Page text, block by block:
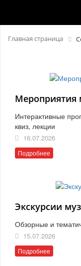
Главная страница
Мероприятия
Интерактивные
квиз, лекции
16.07.2026
Подробнее
Экскурсии
Обзорные и
15.07.2026
Подробнее